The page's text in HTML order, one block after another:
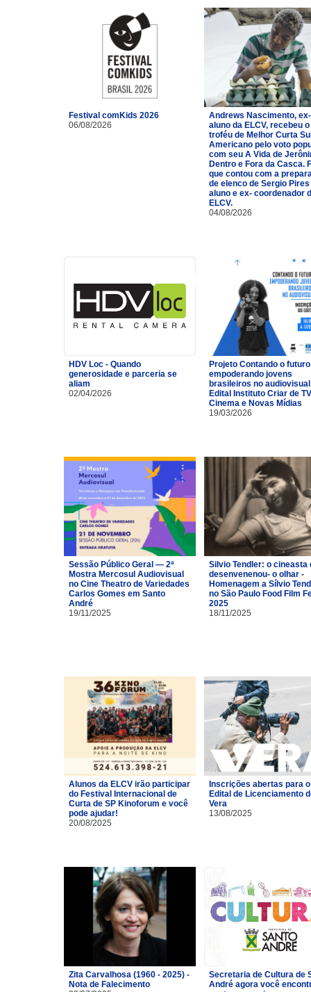
Festival comKids 2026
06/08/2026
Andrews Nascimento, ex-
aluno da ELCV, recebeu o
troféu de Melhor Curta
Americano pelo voto
com seu A Vida de
Dentro e Fora da Casca.
que contou com a
de elenco de Sergio
aluno e ex- coordenador
ELCV.
04/08/2026
HDV Loc - Quando
generosidade e parceria se
aliam
02/04/2026
Projeto Contando o
empoderando jovens
brasileiros no
Edital Instituto Criar de
Cinema e Novas Mídias
19/03/2026
Sessão Público Geral — 2ª
Mostra Mercosul Audiovisual
no Cine Theatro de Variedades
Carlos Gomes em Santo
André
19/11/2025
Silvio Tendler: o cineasta
desenvenenou- o olhar -
Homenagem a Sílvio
no São Paulo Food Film
2025
18/11/2025
Alunos da ELCV irão participar
do Festival Internacional de
Curta de SP Kinoforum e você
pode ajudar!
20/08/2025
Inscrições abertas para o
Edital de Licenciamento
Vera
13/08/2025
Zita Carvalhosa (1960 - 2025) -
Nota de Falecimento
Secretaria de Cultura de
André agora você